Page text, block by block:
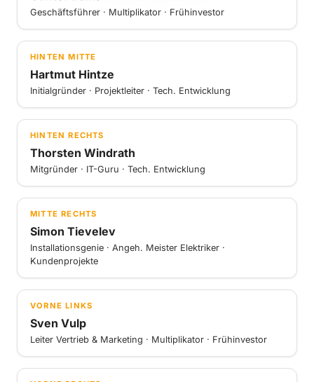
Geschäftsführer · Multiplikator · Frühinvestor
HINTEN MITTE
Hartmut Hintze
Initialgründer · Projektleiter · Tech. Entwicklung
HINTEN RECHTS
Thorsten Windrath
Mitgründer · IT-Guru · Tech. Entwicklung
MITTE RECHTS
Simon Tievelev
Installationsgenie · Angeh. Meister Elektriker ·
Kundenprojekte
VORNE LINKS
Sven Vulp
Leiter Vertrieb & Marketing · Multiplikator · Frühinvestor